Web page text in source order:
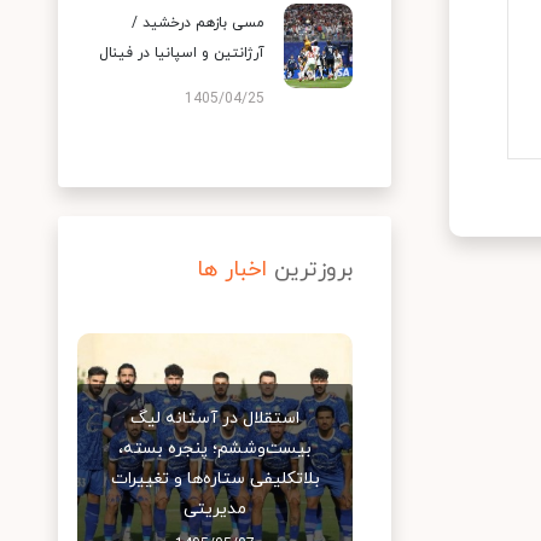
مسی بازهم درخشید /
آرژانتین و اسپانیا در فینال
1405/04/25
بروزترین اخبار ها
استقلال در آستانه لیگ
بیست‌وششم؛ پنجره بسته،
بلاتکلیفی ستاره‌ها و تغییرات
مدیریتی